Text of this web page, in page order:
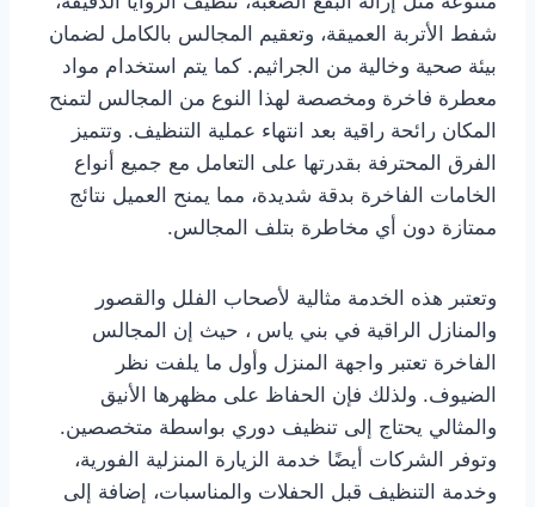
شفط الأتربة العميقة، وتعقيم المجالس بالكامل لضمان
بيئة صحية وخالية من الجراثيم. كما يتم استخدام مواد
معطرة فاخرة ومخصصة لهذا النوع من المجالس لتمنح
المكان رائحة راقية بعد انتهاء عملية التنظيف. وتتميز
الفرق المحترفة بقدرتها على التعامل مع جميع أنواع
الخامات الفاخرة بدقة شديدة، مما يمنح العميل نتائج
ممتازة دون أي مخاطرة بتلف المجالس.
وتعتبر هذه الخدمة مثالية لأصحاب الفلل والقصور
والمنازل الراقية في بني ياس ، حيث إن المجالس
الفاخرة تعتبر واجهة المنزل وأول ما يلفت نظر
الضيوف. ولذلك فإن الحفاظ على مظهرها الأنيق
والمثالي يحتاج إلى تنظيف دوري بواسطة متخصصين.
وتوفر الشركات أيضًا خدمة الزيارة المنزلية الفورية،
وخدمة التنظيف قبل الحفلات والمناسبات، إضافة إلى